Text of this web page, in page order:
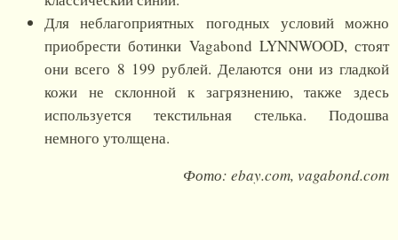
Для неблагоприятных погодных условий можно
приобрести ботинки Vagabond LYNNWOOD, стоят
они всего 8 199 рублей. Делаются они из гладкой
кожи не склонной к загрязнению, также здесь
используется текстильная стелька. Подошва
немного утолщена.
Фото: ebay.com, vagabond.com